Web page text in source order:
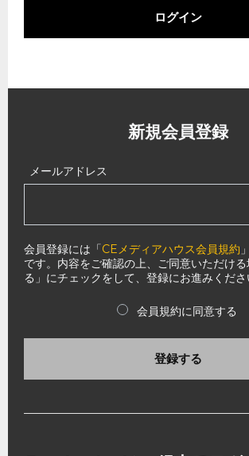
ログイン
新規会員登録
メールアドレス
会員登録には「CEメディアハウス会員規約
です。内容をご確認の上、ご同意いただけ
る」にチェックをして、登録にお進みくださ
会員規約に同意する
登録する